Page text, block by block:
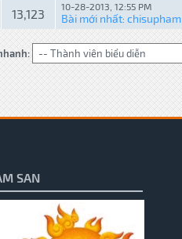
13,123 10-28-2013, 12:55 PM
Bài mới nhất: chisupham
SAN